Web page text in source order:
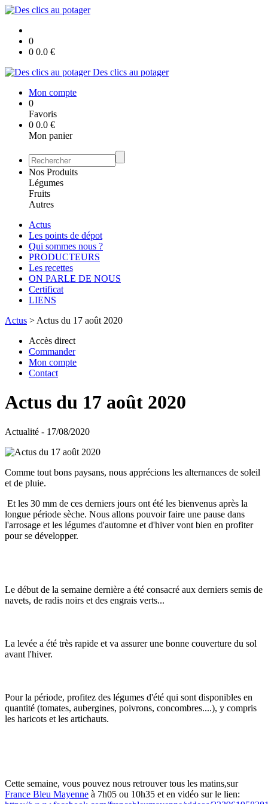
0
0 0.0 €
Des clics au potager
Mon compte
0
Favoris
0 0.0 €
Mon panier
Nos Produits
Légumes
Fruits
Autres
Actus
Les points de dépot
Qui sommes nous ?
PRODUCTEURS
Les recettes
ON PARLE DE NOUS
Certificat
LIENS
Actus > Actus du 17 août 2020
Accès direct
Commander
Mon compte
Contact
Actus du 17 août 2020
Actualité - 17/08/2020
Comme tout bons paysans, nous apprécions les alternances de soleil
et de pluie.
Et les 30 mm de ces derniers jours ont été les bienvenus après la
longue période sèche. Nous allons pouvoir faire une pause dans
l'arrosage et les légumes d'automne et d'hiver vont bien en profiter
pour se développer.
Le début de la semaine dernière a été consacré aux derniers semis de
navets, de radis noirs et des engrais verts...
La levée a été très rapide et va assurer une bonne couverture du sol
avant l'hiver.
Pour la période, profitez des légumes d'été qui sont disponibles en
quantité (tomates, aubergines, poivrons, concombres....), y compris
les haricots et les artichauts.
Cette semaine, vous pouvez nous retrouver tous les matins,sur
France Bleu Mayenne à 7h05 ou 10h35 et en vidéo sur le lien: